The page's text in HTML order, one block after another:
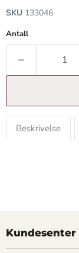
SKU 133046
Antall
Beskrivelse
Kundesenter